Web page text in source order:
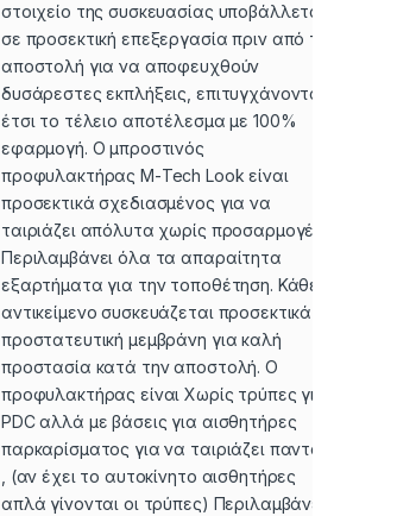
στοιχείο της συσκευασίας υποβάλλεται
σε προσεκτική επεξεργασία πριν από την
αποστολή για να αποφευχθούν
δυσάρεστες εκπλήξεις, επιτυγχάνοντας
έτσι το τέλειο αποτέλεσμα με 100%
εφαρμογή. Ο μπροστινός
προφυλακτήρας Μ-Tech Look είναι
προσεκτικά σχεδιασμένος για να
ταιριάζει απόλυτα χωρίς προσαρμογές.
Περιλαμβάνει όλα τα απαραίτητα
εξαρτήματα για την τοποθέτηση. Κάθε
αντικείμενο συσκευάζεται προσεκτικά με
προστατευτική μεμβράνη για καλή
προστασία κατά την αποστολή. Ο
προφυλακτήρας είναι Χωρίς τρύπες για
PDC αλλά με βάσεις για αισθητήρες
παρκαρίσματος για να ταιριάζει παντού
, (αν έχει το αυτοκίνητο αισθητήρες
απλά γίνονται οι τρύπες) Περιλαμβάνει: